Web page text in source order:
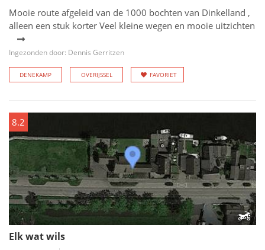
Mooie route afgeleid van de 1000 bochten van Dinkelland ,
alleen een stuk korter Veel kleine wegen en mooie uitzichten
Ingezonden door: Dennis Gerritzen
DENEKAMP OVERIJSSEL FAVORIET
8.2
Elk wat wils